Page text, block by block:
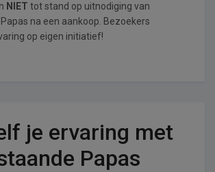
NIET tot stand op uitnodiging van
na een aankoop. Bezoekers
op eigen initiatief!
je ervaring met
Papas